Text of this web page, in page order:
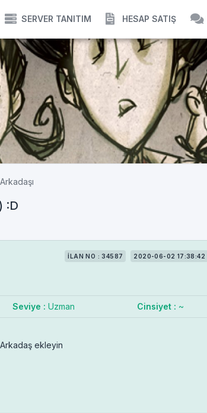
SERVER TANITIM HESAP SATIŞ
:D
İLAN NO : 34587 2020-06-02 17:38:42
Seviye : Uzman Cinsiyet : ~
ekleyin